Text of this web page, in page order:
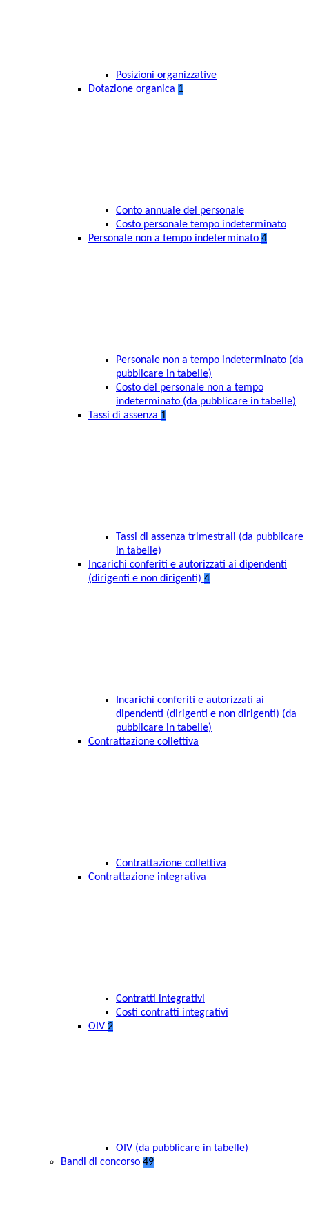
Posizioni organizzative
Dotazione organica 1
Conto annuale del personale
Costo personale tempo indeterminato
Personale non a tempo indeterminato 4
Personale non a tempo indeterminato (da
pubblicare in tabelle)
Costo del personale non a tempo
indeterminato (da pubblicare in tabelle)
Tassi di assenza 1
Tassi di assenza trimestrali (da pubblicare
in tabelle)
Incarichi conferiti e autorizzati ai dipendenti
(dirigenti e non dirigenti) 4
Incarichi conferiti e autorizzati ai
dipendenti (dirigenti e non dirigenti) (da
pubblicare in tabelle)
Contrattazione collettiva
Contrattazione collettiva
Contrattazione integrativa
Contratti integrativi
Costi contratti integrativi
OIV 2
OIV (da pubblicare in tabelle)
Bandi di concorso 49